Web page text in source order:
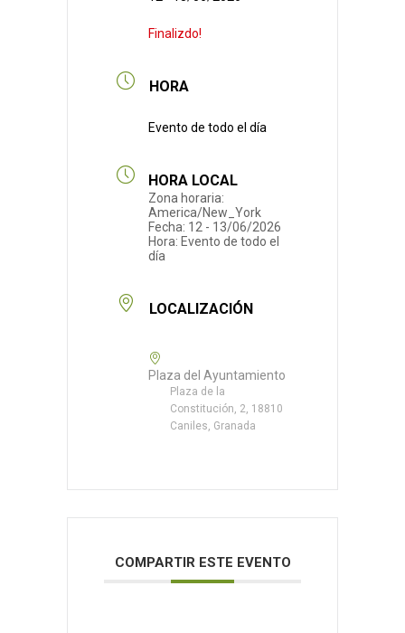
Finalizdo!
HORA
Evento de todo el día
HORA LOCAL
Zona horaria:
America/New_York
Fecha: 12 - 13/06/2026
Hora: Evento de todo el
día
LOCALIZACIÓN
Plaza del Ayuntamiento
Plaza de la
Constitución, 2, 18810
Caniles, Granada
COMPARTIR ESTE EVENTO